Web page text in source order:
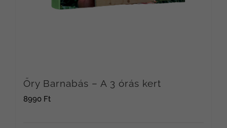
Őry Barnabás – A 3 órás kert
8990 Ft